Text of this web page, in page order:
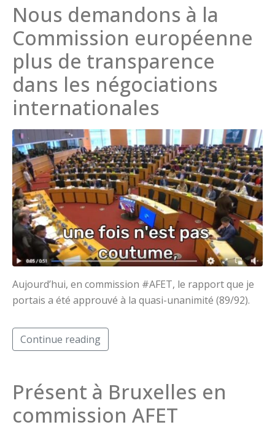
Nous demandons à la
Commission européenne
plus de transparence
dans les négociations
internationales
Aujourd’hui, en commission #AFET, le rapport que je
portais a été approuvé à la quasi-unanimité (89/92).
Continue reading
Présent à Bruxelles en
commission AFET